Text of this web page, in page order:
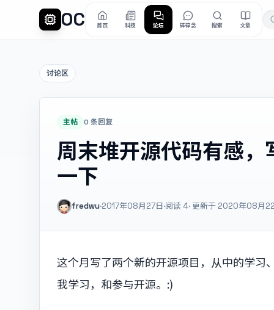
OC 首页 科技 论坛 碎碎念 搜索 文章
讨论区
主帖 0 条回复
周末堆开源代码有感
一下
fredwu·2017年08月27日·阅读 4· 更新于 2020年08月
这个月写了两个新的开源项目，从中的学习
我学习，和参与开源。:)